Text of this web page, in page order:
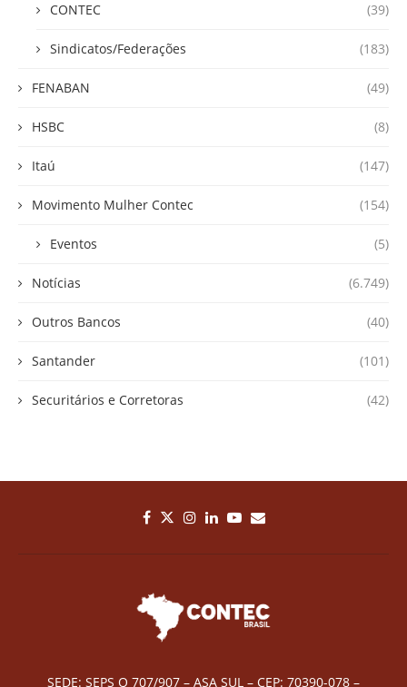
CONTEC (39)
Sindicatos/Federações (183)
FENABAN (49)
HSBC (8)
Itaú (147)
Movimento Mulher Contec (154)
Eventos (5)
Notícias (6.749)
Outros Bancos (40)
Santander (101)
Securitários e Corretoras (42)
SEDE: SEPS Q 707/907 – ASA SUL – CEP: 70390-078 –